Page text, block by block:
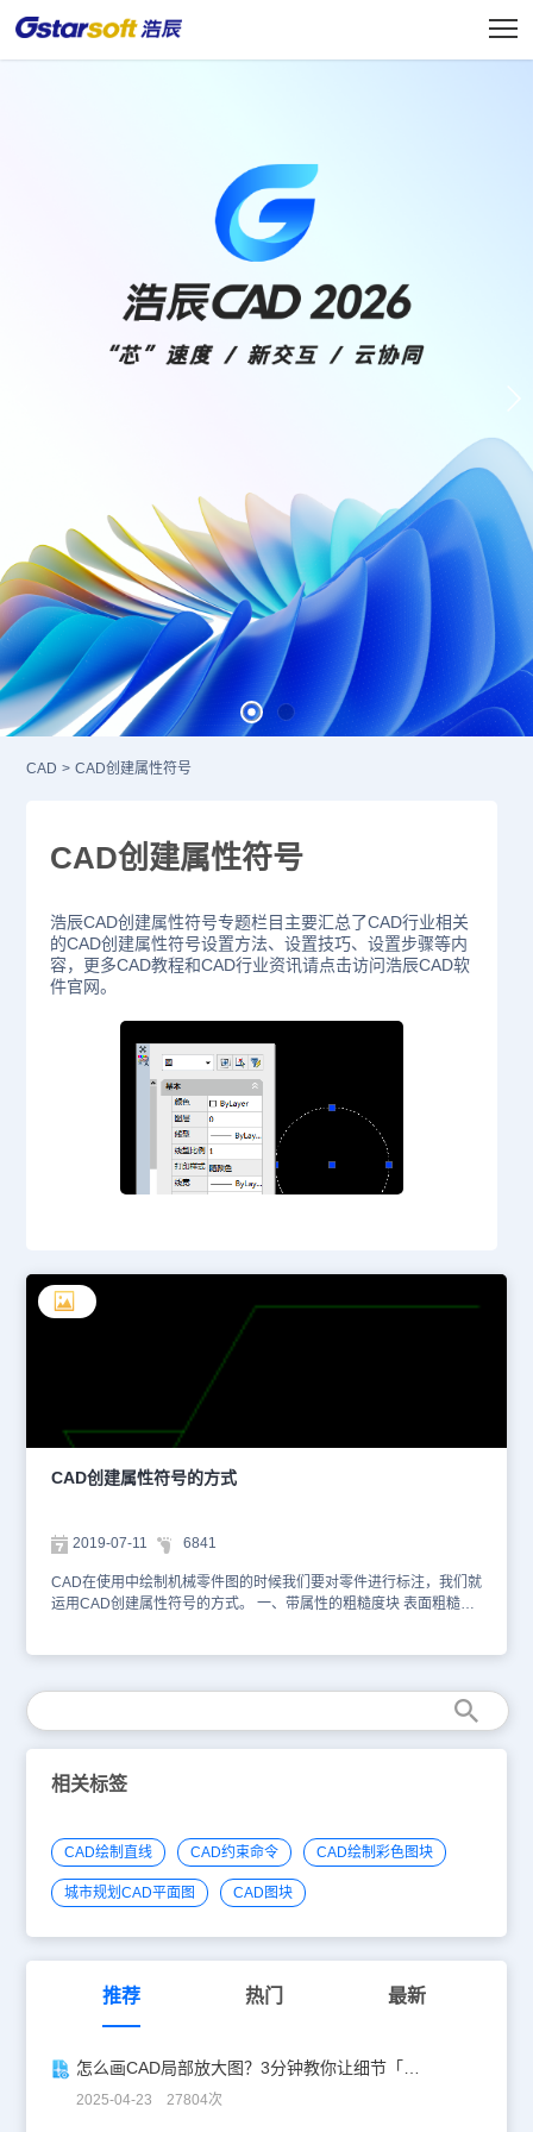
CAD > CAD创建属性符号
CAD创建属性符号
浩辰CAD创建属性符号专题栏目主要汇总了CAD行业相关
的CAD创建属性符号设置方法、设置技巧、设置步骤等内
容，更多CAD教程和CAD行业资讯请点击访问浩辰CAD软
件官网。
CAD创建属性符号的方式
2019-07-11 6841
CAD在使用中绘制机械零件图的时候我们要对零件进行标注，我们就
运用CAD创建属性符号的方式。 一、带属性的粗糙度块 表面粗糙度
其中三角形为等边三角形。 （2）在定义点层按右图尺寸绘制两个属
性定位十字标记，十字标记线段长度均为1，起点在水平边的中点。
2．定义属性 仍将“粗糙度”层设为当前层，单击“绘图\块\定义属性”，
打开属性定义对话框，在对话框的“标记”栏填入RA，在“提示栏”输入
“粗糙度”，在“值”栏输入Ra1.6，“对正”选择“中心”，“文字样式”选择
“Standard”，“高度”改为3.5，单击“确定”按钮，在“指定起点”提示
创建为块（独立块） 在命令状态输入wblock命令或快捷键W，打开
“写块”对话框，在对话框中将图形及属性制作成独立块。 （1）对话
框中“基点”是指插入块时的基准点，用“拾取点”的方式选择粗糙度符
号中三角形的最低点。 （2）“选择对象”时，应全部选中图形，包括
选择刚才创建的块文件进行插入，输入值粗糙度值。 以上就是CAD
相关标签
CAD绘制直线 CAD约束命令 CAD绘制彩色图块
城市规划CAD平面图 CAD图块
推荐 热门 最新
怎么画CAD局部放大图？3分钟教你让细节「说话」！
2025-04-23 27804次